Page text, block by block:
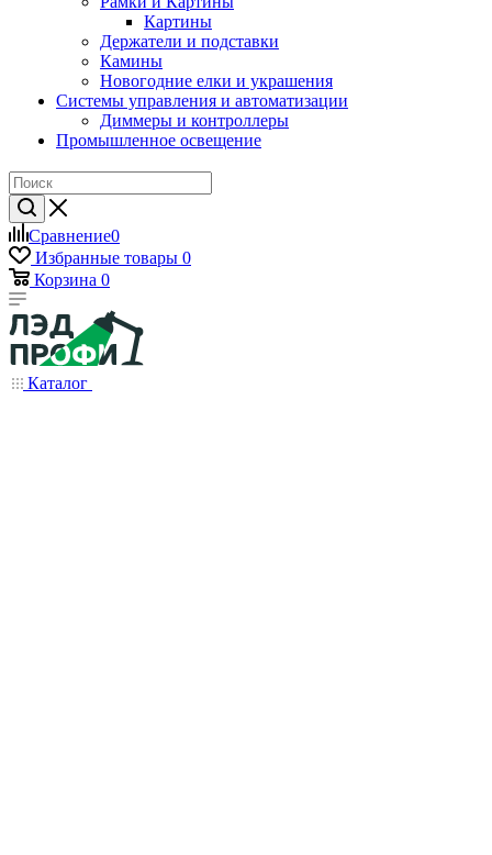
Картины
Держатели и подставки
Камины
Новогодние елки и украшения
Системы управления и автоматизации
Диммеры и контроллеры
Промышленное освещение
Сравнение0
Избранные товары 0
Корзина 0
Каталог